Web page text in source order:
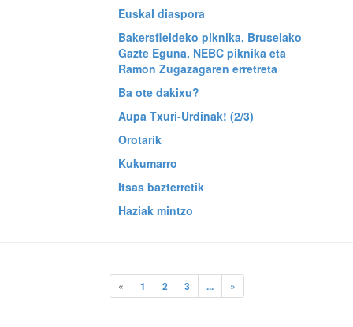
Euskal diaspora
Bakersfieldeko piknika, Bruselako
Gazte Eguna, NEBC piknika eta
Ramon Zugazagaren erretreta
Ba ote dakixu?
Aupa Txuri-Urdinak! (2/3)
Orotarik
Kukumarro
Itsas bazterretik
Haziak mintzo
« 1 2 3 ... »